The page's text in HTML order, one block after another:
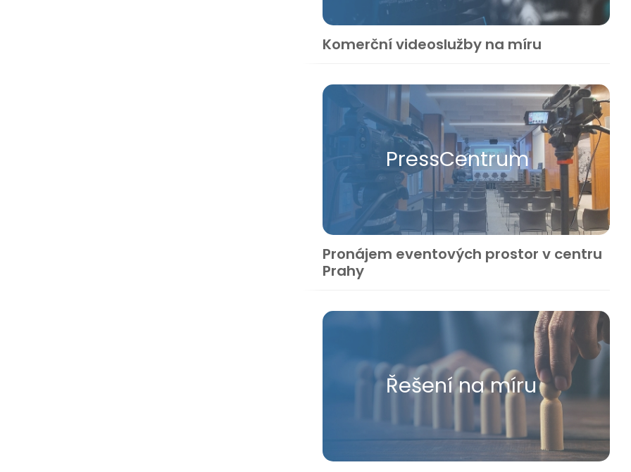
Komerční videoslužby na míru
Press​Centrum
Pronájem eventových prostor v centru
Prahy
Řešení na míru